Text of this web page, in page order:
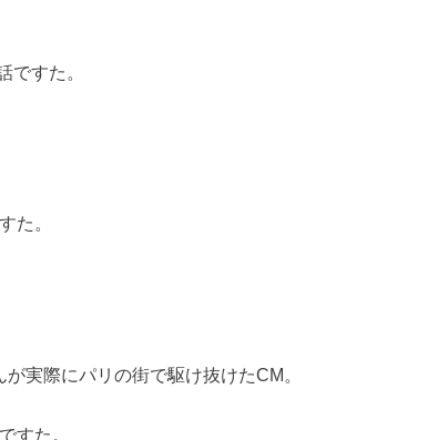
ですた。
た。
実際にパリの街で駆け抜けたCM。
すた。